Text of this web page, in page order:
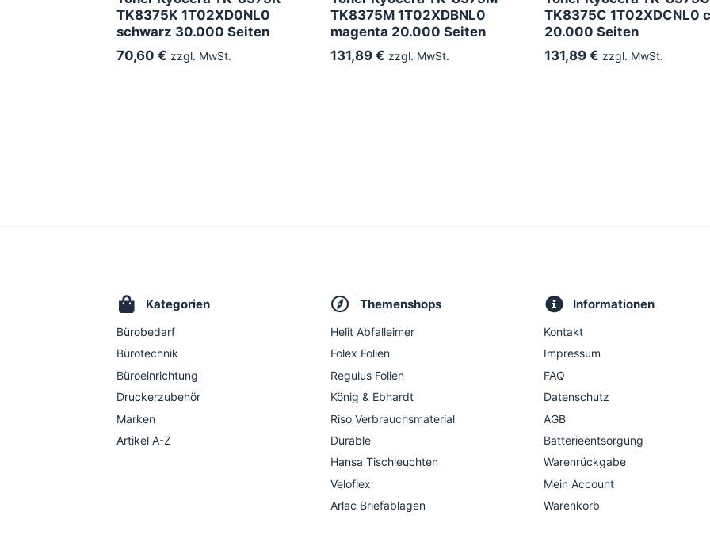
TK8375K 1T02XD0NL0
schwarz 30.000 Seiten
70,60 € zzgl. MwSt.
TK8375M 1T02XDBNL0
magenta 20.000 Seiten
131,89 € zzgl. MwSt.
TK8375C 1T02XDCNL0
20.000 Seiten
131,89 € zzgl. MwSt.
Kategorien
Bürobedarf
Bürotechnik
Büroeinrichtung
Druckerzubehör
Marken
Artikel A-Z
Themenshops
Helit Abfalleimer
Folex Folien
Regulus Folien
König & Ebhardt
Riso Verbrauchsmaterial
Durable
Hansa Tischleuchten
Veloflex
Arlac Briefablagen
Informationen
Kontakt
Impressum
FAQ
Datenschutz
AGB
Batterieentsorgung
Warenrückgabe
Mein Account
Warenkorb